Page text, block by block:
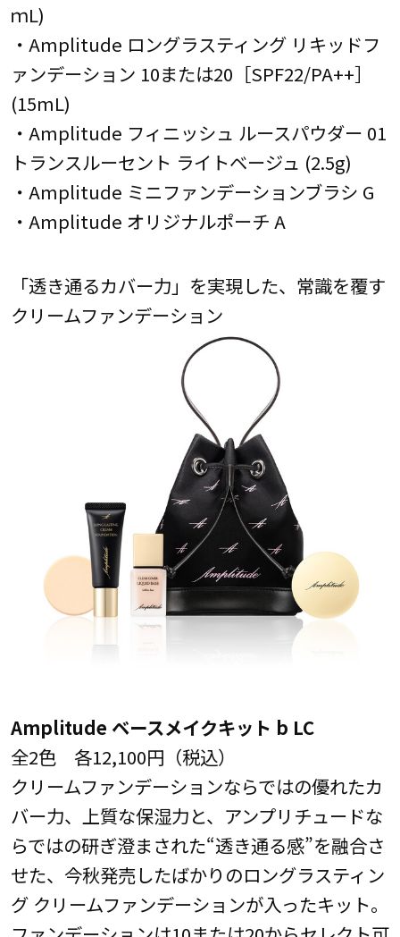
ｍL)
・Amplitude ロングラスティング リキッドフ
ァンデーション 10または20［SPF22/PA++］
(15mL)
・Amplitude フィニッシュ ルースパウダー 01
トランスルーセント ライトベージュ (2.5g)
・Amplitude ミニファンデーションブラシ G
・Amplitude オリジナルポーチ A
「透き通るカバー力」を実現した、常識を覆す
クリームファンデーション
Amplitude ベースメイクキット b LC
全2色 各12,100円（税込）
クリームファンデーションならではの優れたカ
バー力、上質な保湿力と、アンプリチュードな
らではの研ぎ澄まされた“透き通る感”を融合さ
せた、今秋発売したばかりのロングラスティン
グ クリームファンデーションが入ったキット。